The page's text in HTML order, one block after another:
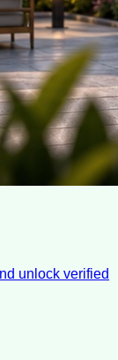
unlock verified